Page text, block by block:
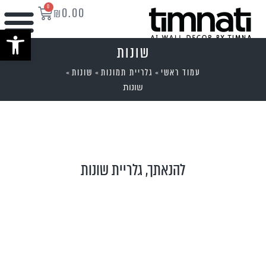
פתח סרגל
₪0.00
0
שונות
עמוד ראשי » גלריית תמונות » שונות »
שונות
להנאתך, גלריית שונות